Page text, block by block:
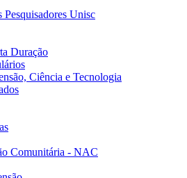
Pesquisadores Unisc
Duração
Ciência e Tecnologia
Comunitária - NAC